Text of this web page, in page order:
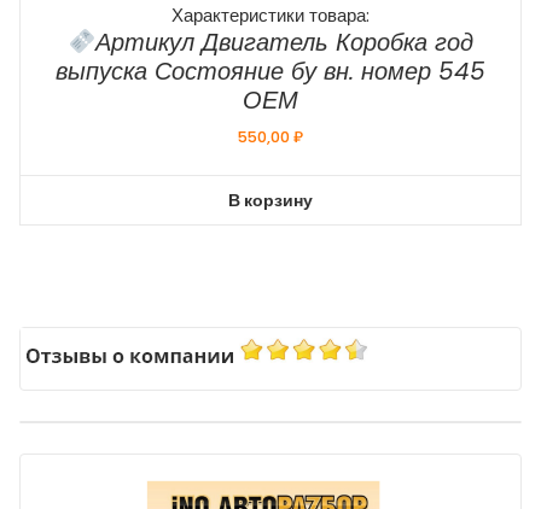
Характеристики товара:
Артикул Двигатель Коробка год
выпуска Состояние бу вн. номер 545
ОЕМ
550,00₽
В корзину